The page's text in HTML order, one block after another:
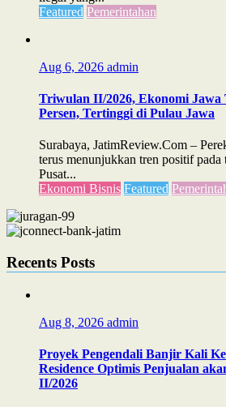
Featured Pemerintahan
Aug 6, 2026 admin
Triwulan II/2026, Ekonomi
Persen, Tertinggi di Pulau Jawa
Surabaya, JatimReview.Com –
terus menunjukkan tren positif
Pusat...
Ekonomi Bisnis Featured
Recents Posts
Aug 8, 2026 admin
Proyek Pengendali Banjir Kali
Residence Optimis Penjualan
II/2026